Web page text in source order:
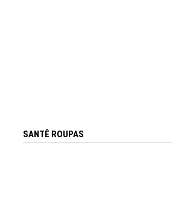
SANTÊ ROUPAS